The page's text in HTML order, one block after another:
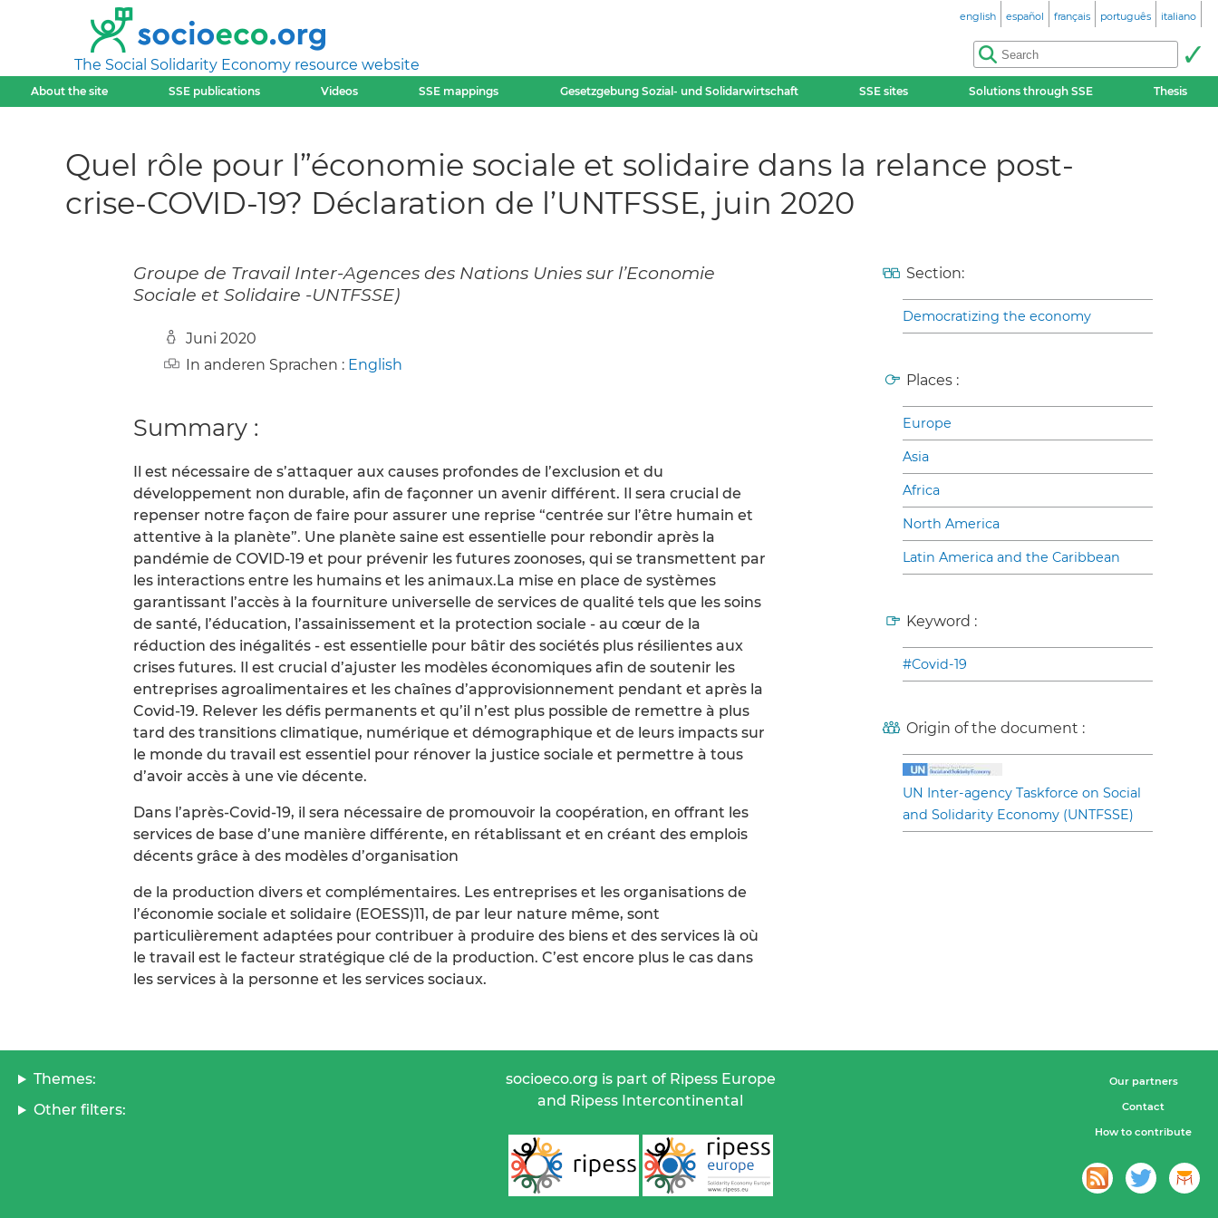
The Social Solidarity Economy resource website
english español français português italiano
About the site SSE publications Videos SSE mappings Gesetzgebung Sozial- und Solidarwirtschaft SSE sites Solutions through SSE Thesis
Quel rôle pour l”économie sociale et solidaire dans la relance post-
crise-COVID-19? Déclaration de l’UNTFSSE, juin 2020
Groupe de Travail Inter-Agences des Nations Unies sur l’Economie
Sociale et Solidaire -UNTFSSE)
Juni 2020
In anderen Sprachen : English
Summary :
Il est nécessaire de s’attaquer aux causes profondes de l’exclusion et du
développement non durable, afin de façonner un avenir différent. Il sera crucial de
repenser notre façon de faire pour assurer une reprise “centrée sur l’être humain et
attentive à la planète”. Une planète saine est essentielle pour rebondir après la
pandémie de COVID-19 et pour prévenir les futures zoonoses, qui se transmettent par
les interactions entre les humains et les animaux.La mise en place de systèmes
garantissant l’accès à la fourniture universelle de services de qualité tels que les soins
de santé, l’éducation, l’assainissement et la protection sociale - au cœur de la
réduction des inégalités - est essentielle pour bâtir des sociétés plus résilientes aux
crises futures. Il est crucial d’ajuster les modèles économiques afin de soutenir les
entreprises agroalimentaires et les chaînes d’approvisionnement pendant et après la
Covid-19. Relever les défis permanents et qu’il n’est plus possible de remettre à plus
tard des transitions climatique, numérique et démographique et de leurs impacts sur
le monde du travail est essentiel pour rénover la justice sociale et permettre à tous
d’avoir accès à une vie décente.
Dans l’après-Covid-19, il sera nécessaire de promouvoir la coopération, en offrant les
services de base d’une manière différente, en rétablissant et en créant des emplois
décents grâce à des modèles d’organisation
de la production divers et complémentaires. Les entreprises et les organisations de
l’économie sociale et solidaire (EOESS)11, de par leur nature même, sont
particulièrement adaptées pour contribuer à produire des biens et des services là où
le travail est le facteur stratégique clé de la production. C’est encore plus le cas dans
les services à la personne et les services sociaux.
Section:
Democratizing the economy
Places :
Europe
Asia
Africa
North America
Latin America and the Caribbean
Keyword :
#Covid-19
Origin of the document :
UN Inter-agency Taskforce on Social
and Solidarity Economy (UNTFSSE)
Themes:
Other filters:
socioeco.org is part of Ripess Europe
and Ripess Intercontinental
Our partners
Contact
How to contribute